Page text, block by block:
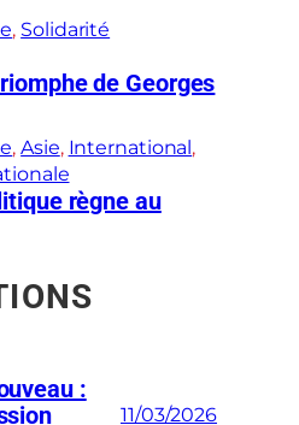
, Solidarité
de Georges
, Asie, International
règne au
:
11/03/2026